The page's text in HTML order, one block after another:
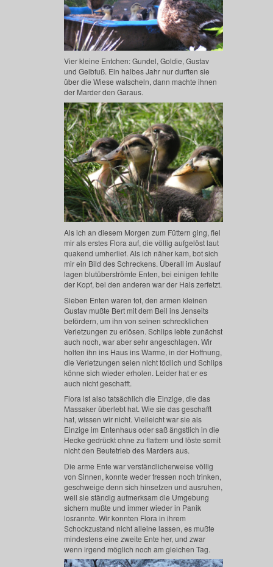
Vier kleine Entchen: Gundel, Goldie, Gustav
und Gelbfuß. Ein halbes Jahr nur durften sie
über die Wiese watscheln, dann machte ihnen
der Marder den Garaus.
Als ich an diesem Morgen zum Füttern ging, fiel
mir als erstes Flora auf, die völlig aufgelöst laut
quakend umherlief. Als ich näher kam, bot sich
mir ein Bild des Schreckens. Überall im Auslauf
lagen blutüberströmte Enten, bei einigen fehlte
der Kopf, bei den anderen war der Hals zerfetzt.
Sieben Enten waren tot, den armen kleinen
Gustav mußte Bert mit dem Beil ins Jenseits
befördern, um ihn von seinen schrecklichen
Verletzungen zu erlösen. Schlips lebte zunächst
auch noch, war aber sehr angeschlagen. Wir
holten ihn ins Haus ins Warme, in der Hoffnung,
die Verletzungen seien nicht tödlich und Schlips
könne sich wieder erholen. Leider hat er es
auch nicht geschafft.
Flora ist also tatsächlich die Einzige, die das
Massaker überlebt hat. Wie sie das geschafft
hat, wissen wir nicht. Vielleicht war sie als
Einzige im Entenhaus oder saß ängstlich in die
Hecke gedrückt ohne zu flattern und löste somit
nicht den Beutetrieb des Marders aus.
Die arme Ente war verständlicherweise völlig
von Sinnen, konnte weder fressen noch trinken,
geschweige denn sich hinsetzen und ausruhen,
weil sie ständig aufmerksam die Umgebung
sichern mußte und immer wieder in Panik
losrannte. Wir konnten Flora in ihrem
Schockzustand nicht alleine lassen, es mußte
mindestens eine zweite Ente her, und zwar
wenn irgend möglich noch am gleichen Tag.